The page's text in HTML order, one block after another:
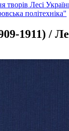
творів Лесі
політехніка"
1911) /